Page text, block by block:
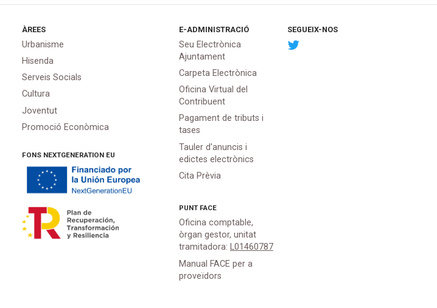
ÀREES
Urbanisme
Hisenda
Serveis Socials
Cultura
Joventut
Promoció Econòmica
FONS NEXTGENERATION EU
E-ADMINISTRACIÓ
Seu Electrònica
Ajuntament
Carpeta Electrònica
Oficina Virtual del
Contribuent
Pagament de tributs i
tases
Tauler d'anuncis i
edictes electrònics
Cita Prèvia
PUNT FACE
Oficina comptable,
òrgan gestor, unitat
tramitadora: L01460787
Manual FACE per a
proveïdors
SEGUEIX-NOS